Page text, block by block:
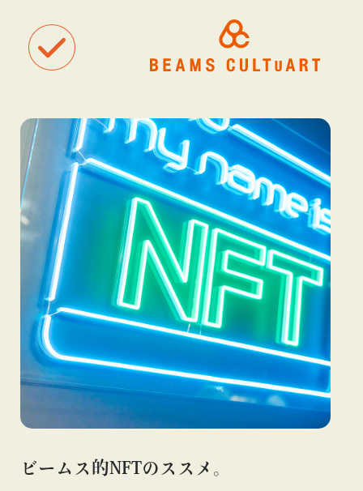
聴
着
タグ一覧
#ART #BEAMS CULTUART #BEAMS MANGART
#BEAMS
#BEAMS T
#bPrビームス
#Bギャラリー
#TOKYO CULTUART by BEAMS
#Tシャツ
#アート
#アートが生まれるところ
#アートフェア #アイドル
#アニメ
#エンタメ #ギャラリー #グッズ
#デザイン
#ビームス カルチャー ト 高輪
#ビームス ジャパン
#ファッション
#フェニカ #マンガ
#モノ・カルチャ
#ライブ
#レコード #写真
ビームス的NFTのススメ。